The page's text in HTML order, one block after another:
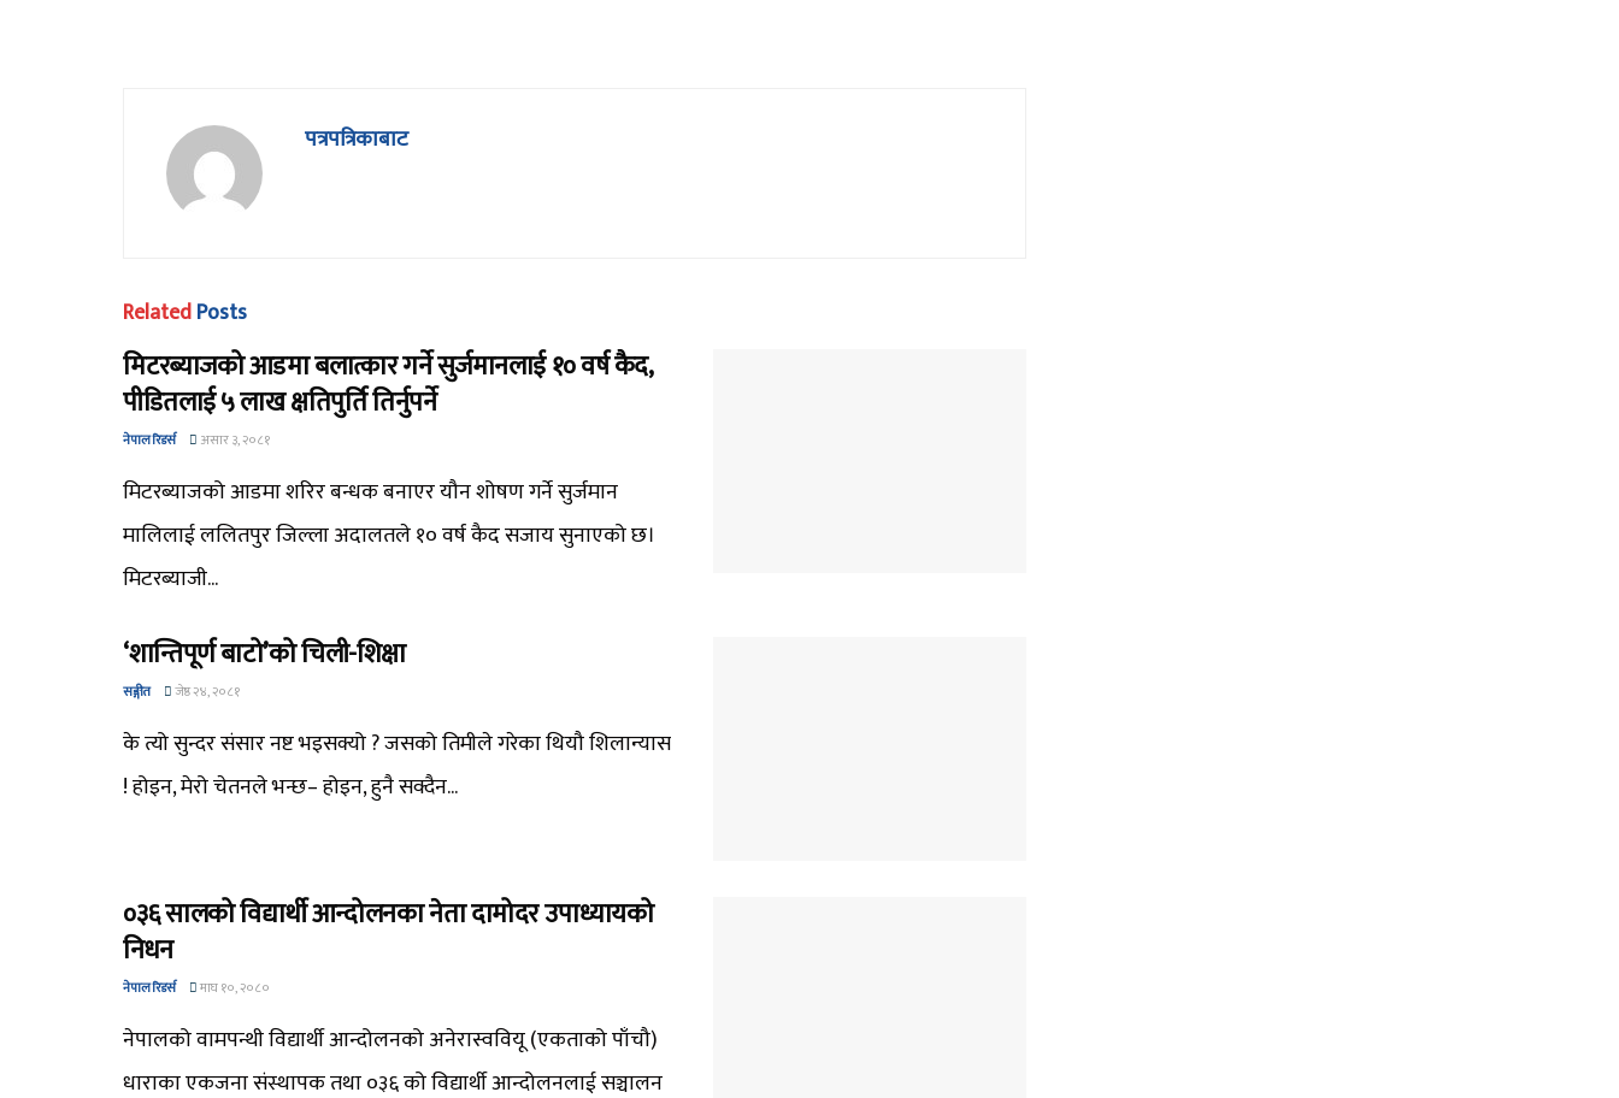
पत्रपत्रिकाबाट
RelatedPosts
मिटरब्याजको आडमा बलात्कार गर्ने सुर्जमानलाई १० वर्ष कैद,
पीडितलाई ५ लाख क्षतिपुर्ति तिर्नुपर्ने
नेपाल रिडर्स असार ३, २०८१
मिटरब्याजको आडमा शरिर बन्धक बनाएर यौन शोषण गर्ने सुर्जमान
मालिलाई ललितपुर जिल्ला अदालतले १० वर्ष कैद सजाय सुनाएको छ।
मिटरब्याजी...
‘शान्तिपूर्ण बाटो’को चिली-शिक्षा
सङ्गीत जेष्ठ २४, २०८१
के त्यो सुन्दर संसार नष्ट भइसक्यो ? जसको तिमीले गरेका थियौ शिलान्यास
! होइन, मेरो चेतनले भन्छ– होइन, हुनै सक्दैन...
०३६ सालको विद्यार्थी आन्दोलनका नेता दामोदर उपाध्यायको
निधन
नेपाल रिडर्स माघ १०, २०८०
नेपालको वामपन्थी विद्यार्थी आन्दोलनको अनेरास्ववियू (एकताको पाँचौ)
धाराका एकजना संस्थापक तथा ०३६ को विद्यार्थी आन्दोलनलाई सञ्चालन